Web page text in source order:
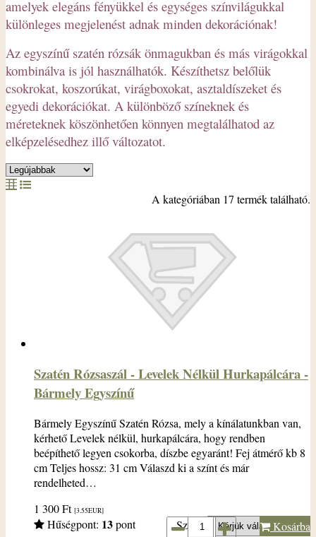
amelyek elegáns fényükkel és egységes színvilágukkal
különleges megjelenést adnak minden dekorációnak!
Az egyszínű szatén rózsák önmagukban és más virágokkal
kombinálva is jól használhatók. Készíthetsz belőlük
csokrokat, koszorúkat, virágboxokat, asztaldíszeket és
egyedi dekorációkat. A különböző színeknek és
méreteknek köszönhetően könnyen megtalálhatod az
elképzelésedhez illő változatot.
A kategóriában 17 termék található.
Szatén Rózsaszál - Levelek Nélkül Hurkapálcára -
Bármely Egyszínű
Bármely Egyszínű Szatén Rózsa, mely a kínálatunkban van,
kérhető Levelek nélkül, hurkapálcára, hogy rendben
beépíthető legyen csokorba, díszbe egyaránt! Fej átmérő kb 8
cm Teljes hossz: 31 cm Válaszd ki a színt és már
rendelheted…
1 300Ft [3.55EUR]
Hűségpont: 13pont Szín*: Kosárba